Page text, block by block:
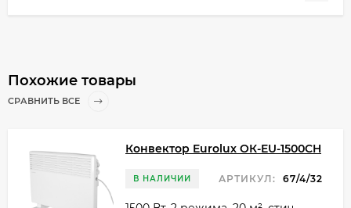
Похожие товары
СРАВНИТЬ ВСЕ
Конвектор Eurolux ОК-EU-1500CH
В НАЛИЧИИ АРТИКУЛ: 67/4/32